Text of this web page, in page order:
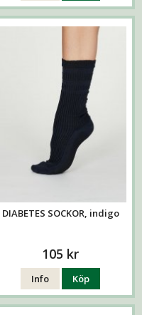
DIABETES SOCKOR, indigo
105 kr
Info Köp